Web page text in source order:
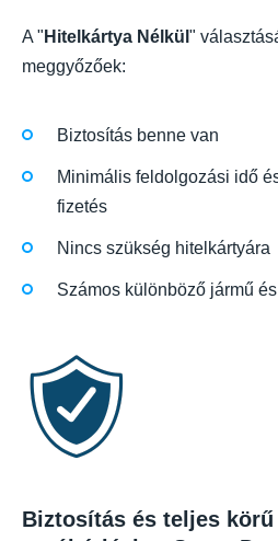
A " Hitelkártya Nélkül "
meggyőzőek:
Biztosítás benne van
Minimális feldolgozási idő
fizetés
Nincs szükség hitelkártyára
Számos különböző jármű
Biztosítás és teljes körű